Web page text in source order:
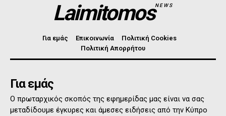
LaimitomosNEWS
Για εμάς Επικοινωνία
Πολιτική Cookies
Πολιτική Απορρήτου
Για εμάς
Ο πρωταρχικός σκοπός της εφημερίδας μας είναι να σας
μεταδίδουμε έγκυρες και άμεσες ειδήσεις από την Κύπρο